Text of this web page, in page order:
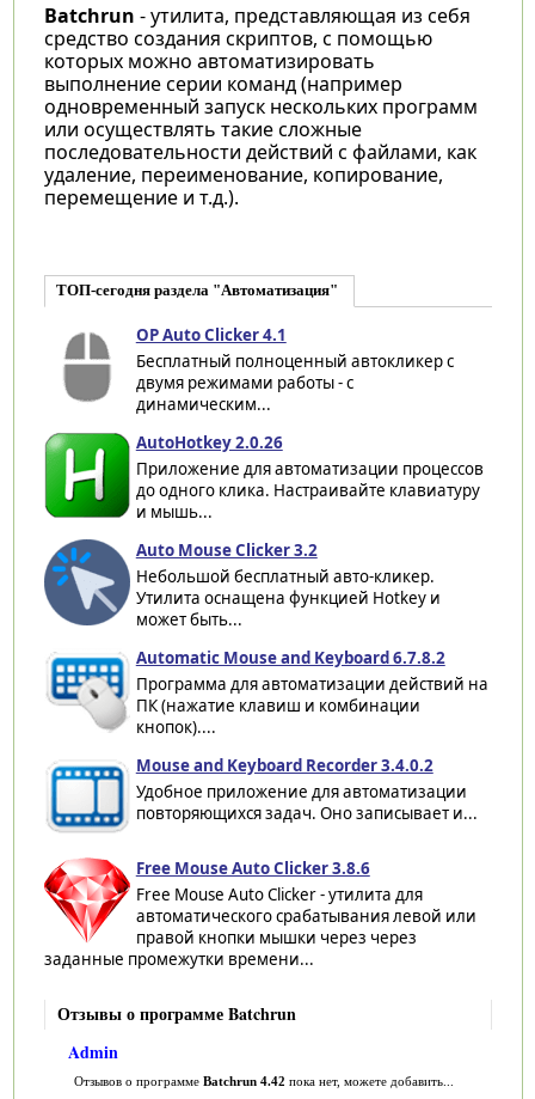
Batchrun - утилита, представляющая из себя
средство создания скриптов, с помощью
которых можно автоматизировать
выполнение серии команд (например
одновременный запуск нескольких программ
или осуществлять такие сложные
последовательности действий с файлами, как
удаление, переименование, копирование,
перемещение и т.д.).
ТОП-сегодня раздела "Автоматизация"
OP Auto Clicker 4.1
Бесплатный полноценный автокликер с
двумя режимами работы - с
динамическим...
AutoHotkey 2.0.26
Приложение для автоматизации процессов
до одного клика. Настраивайте клавиатуру
и мышь...
Auto Mouse Clicker 3.2
Небольшой бесплатный авто-кликер.
Утилита оснащена функцией Hotkey и
может быть...
Automatic Mouse and Keyboard 6.7.8.2
Программа для автоматизации действий на
ПК (нажатие клавиш и комбинации
кнопок)....
Mouse and Keyboard Recorder 3.4.0.2
Удобное приложение для автоматизации
повторяющихся задач. Оно записывает и...
Free Mouse Auto Clicker 3.8.6
Free Mouse Auto Clicker - утилита для
автоматического срабатывания левой или
правой кнопки мышки через через
заданные промежутки времени...
Отзывы о программе Batchrun
Admin
Отзывов о программе Batchrun 4.42 пока нет, можете добавить...